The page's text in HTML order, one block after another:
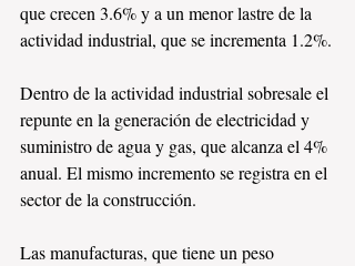
que crecen 3.6% y a un menor lastre de la
actividad industrial, que se incrementa 1.2%.
Dentro de la actividad industrial sobresale el
repunte en la generación de electricidad y
suministro de agua y gas, que alcanza el 4%
anual. El mismo incremento se registra en el
sector de la construcción.
Las manufacturas, que tiene un peso